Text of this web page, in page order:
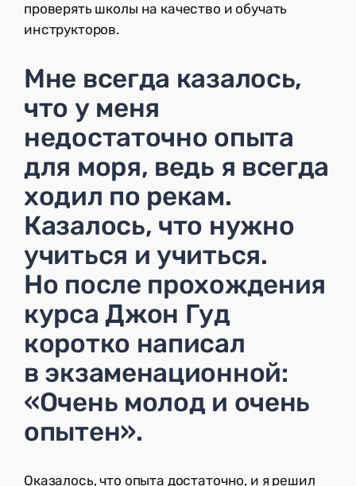
проверять школы на качество и обучать
инструкторов.
Мне всегда казалось,
что у меня
недостаточно опыта
для моря, ведь я всегда
ходил по рекам.
Казалось, что нужно
учиться и учиться.
Но после прохождения
курса Джон Гуд
коротко написал
в экзаменационной:
«Очень молод и очень
опытен».
Оказалось, что опыта достаточно, и я решил